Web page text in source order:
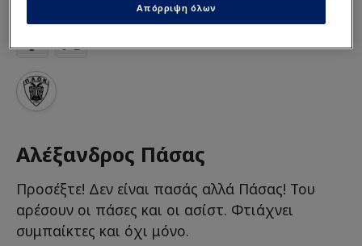
Αλέξανδρος Πάσας
Προσέξτε! Δεν είναι πασάς αλλά Πάσας! Του
αρέσουν οι πάσες και οι ασίστ. Φτιάχνει
συμπαίκτες και όχι μόνο.
Απόρριψη όλων